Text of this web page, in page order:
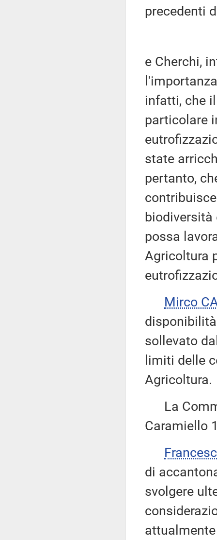
precedenti
e Cherchi,
infatti, che
particolare
state
pertanto,
biodiversità
possa
Agricoltura
Mirco
sollevato
limiti delle
Agricoltura.
La
Caramiello
di
svolgere